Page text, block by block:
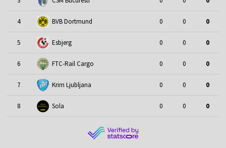
4 BVB Dortmund 0 0 0
5 Esbjerg 0 0 0
6 FTC-Rail Cargo 0 0 0
7 Krim Ljubljana 0 0 0
8 Sola 0 0 0